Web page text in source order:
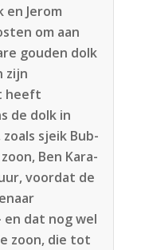
en Jerom
om aan
gouden dolk
zijn
heeft
de dolk in
sjeik Bub-
Ben Kara-
voordat de
dat nog wel
zoon, die tot